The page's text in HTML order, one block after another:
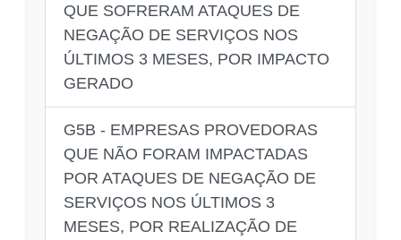
QUE SOFRERAM ATAQUES DE
NEGAÇÃO DE SERVIÇOS NOS
ÚLTIMOS 3 MESES, POR IMPACTO
GERADO
G5B - EMPRESAS PROVEDORAS
QUE NÃO FORAM IMPACTADAS
POR ATAQUES DE NEGAÇÃO DE
SERVIÇOS NOS ÚLTIMOS 3
MESES, POR REALIZAÇÃO DE